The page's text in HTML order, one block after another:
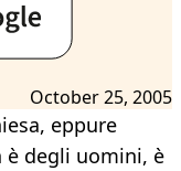
October 25, 2005
eppure
degli uomini, è